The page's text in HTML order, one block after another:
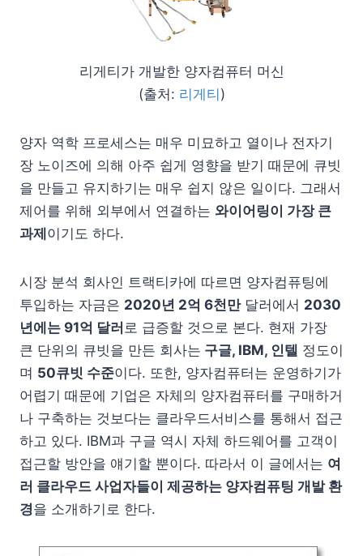
리게티가 개발한 양자컴퓨터 머신
(출처: 리게티)
양자 역학 프로세스는 매우 미묘하고 열이나 전자기
장 노이즈에 의해 아주 쉽게 영향을 받기 때문에 큐빗
을 만들고 유지하기는 매우 쉽지 않은 일이다. 그래서
제어를 위해 외부에서 연결하는 와이어링이 가장 큰
과제이기도 하다.
시장 분석 회사인 트랙티카에 따르면 양자컴퓨팅에
투입하는 자금은 2020년 2억 6천만달러에서 2030
년에는 91억 달러 로 급증할 것으로 본다. 현재 가장
큰 단위의 큐빗을 만든 회사는 구글, IBM, 인텔 정도이
며 50큐빗 수준이다. 또한, 양자컴퓨터는 운영하기가
어렵기 때문에 기업은 자체의 양자컴퓨터를 구매하거
나 구축하는 것보다는 클라우드서비스를 통해서 접근
하고 있다. IBM과 구글 역시 자체 하드웨어를 고객이
접근할 방안을 얘기할 뿐이다. 따라서 이 글에서는 여
러 클라우드 사업자들이 제공하는 양자컴퓨팅 개발 환
경을 소개하기로 한다.